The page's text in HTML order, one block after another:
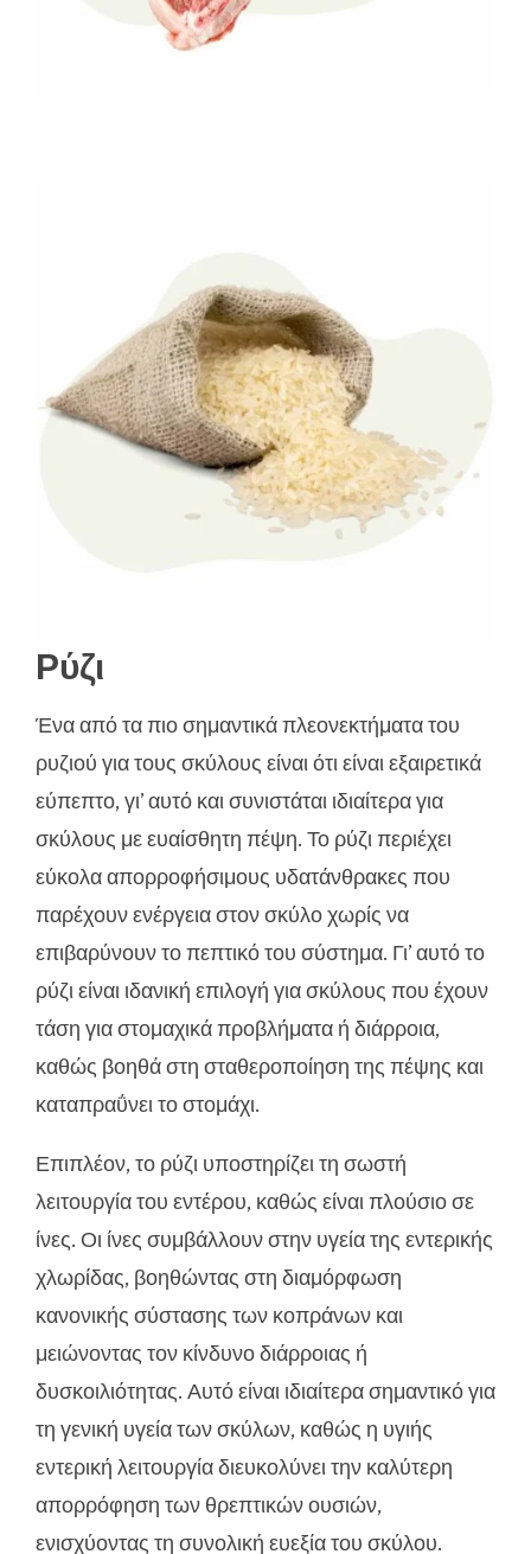
Ρύζι
Ένα από τα πιο σημαντικά πλεονεκτήματα του
ρυζιού για τους σκύλους είναι ότι είναι εξαιρετικά
εύπεπτο, γι’ αυτό και συνιστάται ιδιαίτερα για
σκύλους με ευαίσθητη πέψη. Το ρύζι περιέχει
εύκολα απορροφήσιμους υδατάνθρακες που
παρέχουν ενέργεια στον σκύλο χωρίς να
επιβαρύνουν το πεπτικό του σύστημα. Γι’ αυτό το
ρύζι είναι ιδανική επιλογή για σκύλους που έχουν
τάση για στομαχικά προβλήματα ή διάρροια,
καθώς βοηθά στη σταθεροποίηση της πέψης και
καταπραΰνει το στομάχι.
Επιπλέον, το ρύζι υποστηρίζει τη σωστή
λειτουργία του εντέρου, καθώς είναι πλούσιο σε
ίνες. Οι ίνες συμβάλλουν στην υγεία της εντερικής
χλωρίδας, βοηθώντας στη διαμόρφωση
κανονικής σύστασης των κοπράνων και
μειώνοντας τον κίνδυνο διάρροιας ή
δυσκοιλιότητας. Αυτό είναι ιδιαίτερα σημαντικό για
τη γενική υγεία των σκύλων, καθώς η υγιής
εντερική λειτουργία διευκολύνει την καλύτερη
απορρόφηση των θρεπτικών ουσιών,
ενισχύοντας τη συνολική ευεξία του σκύλου.